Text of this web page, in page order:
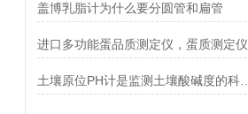
盖博乳脂计为什么要分圆管和扁管
进口多功能蛋品质测定仪，蛋质测定仪